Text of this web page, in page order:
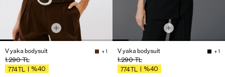
V yaka bodysuit + 1
1.290TL
774TL %40
V yaka bodysuit + 1
1.290TL
774TL %40